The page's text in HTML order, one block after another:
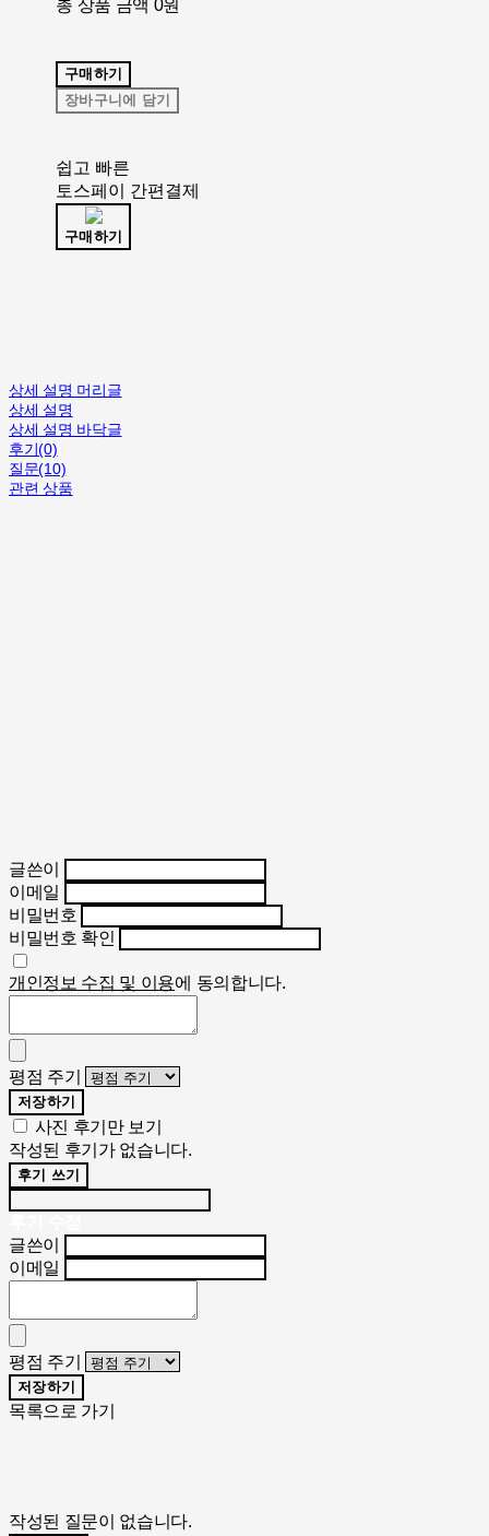
총 상품 금액 0원
구매하기
장바구니에 담기
쉽고 빠른
토스페이 간편결제
구매하기
상세 설명 머리글
상세 설명
상세 설명 바닥글
후기(0)
질문(10)
관련 상품
글쓴이
이메일
비밀번호
비밀번호 확인
개인정보 수집 및 이용에 동의합니다.
평점 주기
저장하기
사진 후기만 보기
작성된 후기가 없습니다.
후기 쓰기
글쓴이
이메일
평점 주기
저장하기
목록으로 가기
작성된 질문이 없습니다.